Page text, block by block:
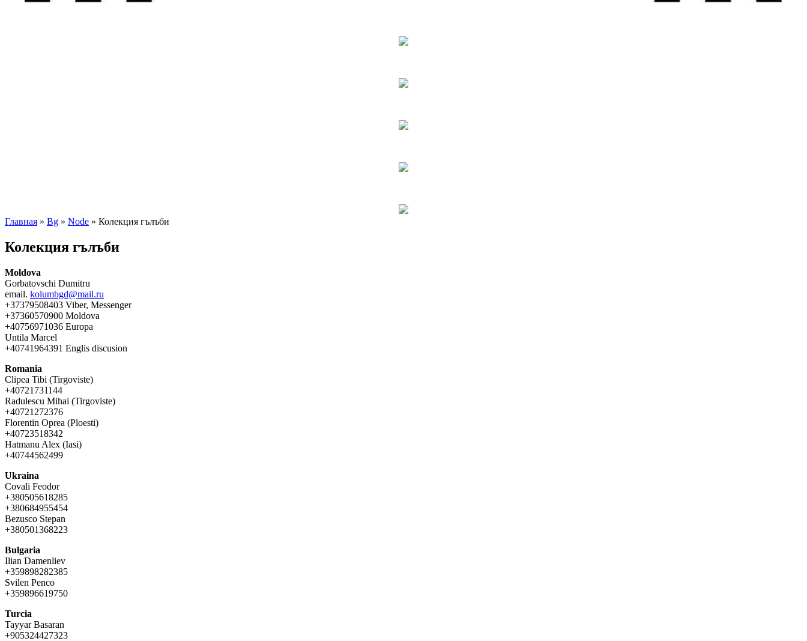
Главная » Bg » Node » Колекция гълъби
Колекция гълъби
Moldova
Gorbatovschi Dumitru
email. kolumbgd@mail.ru
+37379508403 Viber, Messenger
+37360570900 Moldova
+40756971036 Europa
Untila Marcel
+40741964391 Englis discusion
Romania
Clipea Tibi (Tirgoviste)
+40721731144
Radulescu Mihai (Tirgoviste)
+40721272376
Florentin Oprea (Ploesti)
+40723518342
Hatmanu Alex (Iasi)
+40744562499
Ukraina
Covali Feodor
+380505618285
+380684955454
Bezusco Stepan
+380501368223
Bulgaria
Ilian Damenliev
+359898282385
Svilen Penco
+359896619750
Turcia
Tayyar Basaran
+905324427323